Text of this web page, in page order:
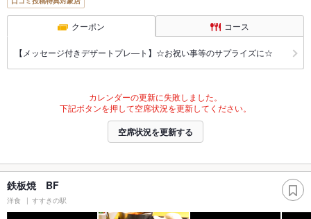
クーポン コース
【メッセージ付きデザートプレ―ト】☆お祝い事等のサプライズに☆
カレンダーの更新に失敗しました。
下記ボタンを押して空席状況を更新してください。
空席状況を更新する
鉄板焼 BF
洋食 すすきの駅